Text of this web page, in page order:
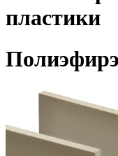
пластики